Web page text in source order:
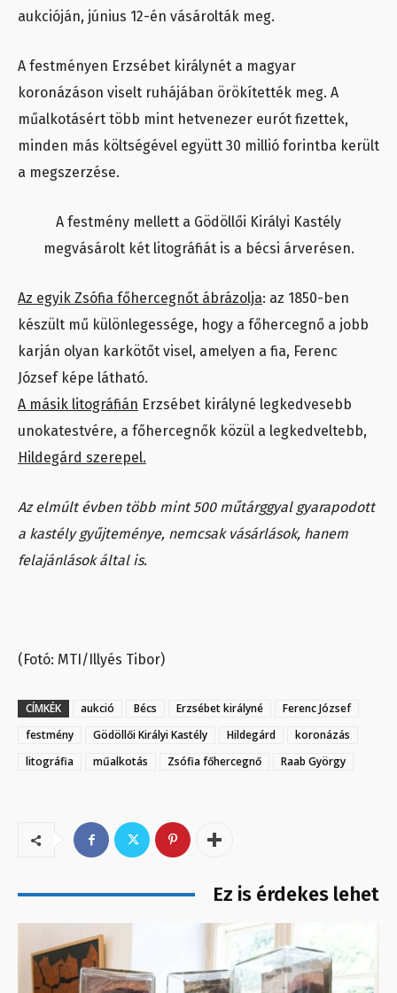
aukcióján, június 12-én vásárolták meg.
A festményen Erzsébet királynét a magyar
koronázáson viselt ruhájában örökítették meg. A
műalkotásért több mint hetvenezer eurót fizettek,
minden más költségével együtt 30 millió forintba került
a megszerzése.
A festmény mellett a Gödöllői Királyi Kastély
megvásárolt két litográfiát is a bécsi árverésen.
Az egyik Zsófia főhercegnőt ábrázolja: az 1850-ben
készült mű különlegessége, hogy a főhercegnő a jobb
karján olyan karkötőt visel, amelyen a fia, Ferenc
József képe látható.
A másik litográfián Erzsébet királyné legkedvesebb
unokatestvére, a főhercegnők közül a legkedveltebb,
Hildegárd szerepel.
Az elmúlt évben több mint 500 műtárggyal gyarapodott
a kastély gyűjteménye, nemcsak vásárlások, hanem
felajánlások által is.
(Fotó: MTI/Illyés Tibor)
CÍMKÉK aukció Bécs Erzsébet királyné
Ferenc József
festmény
Gödöllői Királyi Kastély Hildegárd
koronázás
litográfia
műalkotás Zsófia főhercegnő Raab György
Ez is érdekes lehet